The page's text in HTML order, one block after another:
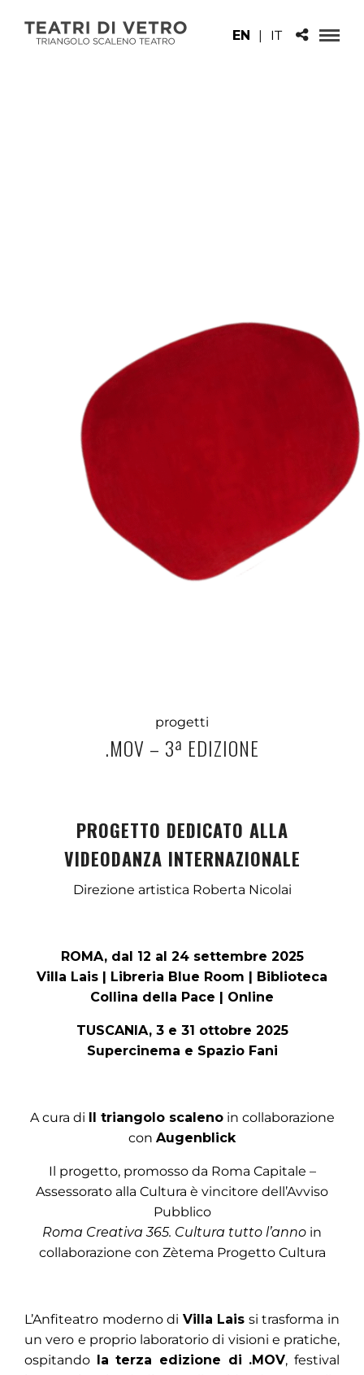
EN | IT
progetti
.MOV – 3ª EDIZIONE
PROGETTO DEDICATO ALLA
VIDEODANZA INTERNAZIONALE
Direzione artistica Roberta Nicolai
ROMA, dal 12 al 24 settembre 2025
Villa Lais | Libreria Blue Room | Biblioteca
Collina della Pace | Online
TUSCANIA, 3 e 31 ottobre 2025
Supercinema e Spazio Fani
A cura di Il triangolo scalenoin collaborazione
con Augenblick
Il progetto, promosso da Roma Capitale –
Assessorato alla Cultura è vincitore dell’Avviso
Pubblico
Roma Creativa 365. Cultura tutto l’anno in
collaborazione con Zètema Progetto Cultura
L’Anfiteatro moderno di Villa Lais si trasforma in
un vero e proprio laboratorio di visioni e pratiche,
ospitando la terza edizione di .MOV, festival